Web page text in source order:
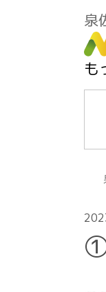
泉
も